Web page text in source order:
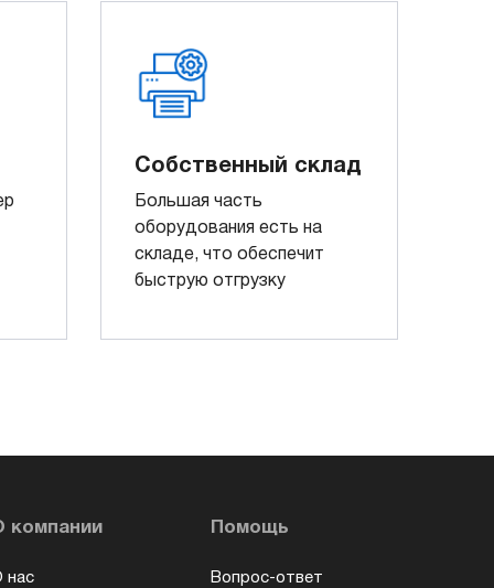
Собственный склад
Большая часть
оборудования есть на
складе, что обеспечит
быструю отгрузку
компании
нас
Помощь
Вопрос-ответ